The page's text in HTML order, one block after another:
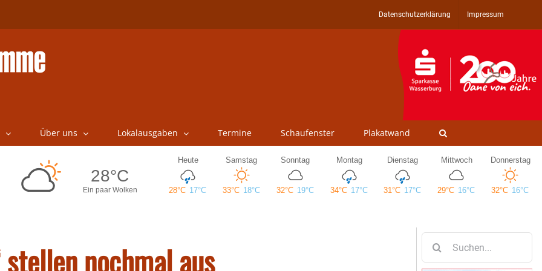
Datenschutzerklärung Impressum
Über uns Lokalausgaben Termine Schaufenster Plakatwand
nochmal aus
nach: